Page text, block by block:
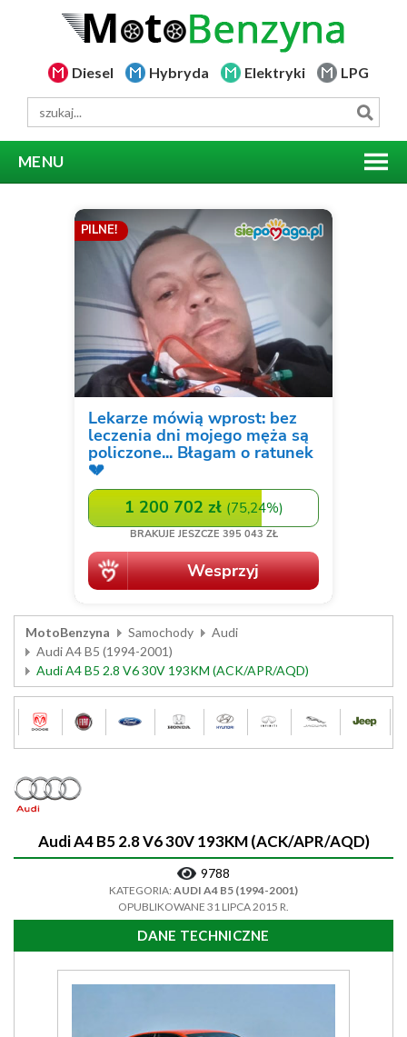
Diesel Hybryda Elektryki LPG
MENU
MotoBenzyna Samochody
Audi
Audi A4 B5 (1994-2001)
Audi A4 B5 2.8 V6 30V 193KM (ACK/APR/AQD)
Audi A4 B5 2.8 V6 30V 193KM (ACK/APR/AQD)
9788
KATEGORIA: AUDI A4 B5 (1994-2001)
OPUBLIKOWANE 31 LIPCA 2015 R.
DANE TECHNICZNE